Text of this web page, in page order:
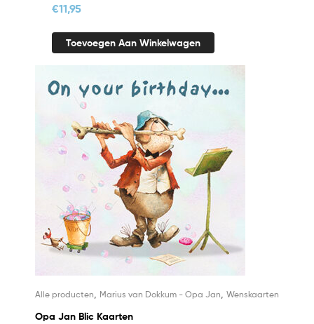
€11,95
Toevoegen Aan Winkelwagen
Alle producten Marius van Dokkum - Opa Jan Wenskaarten
Opa Jan Blic Kaarten